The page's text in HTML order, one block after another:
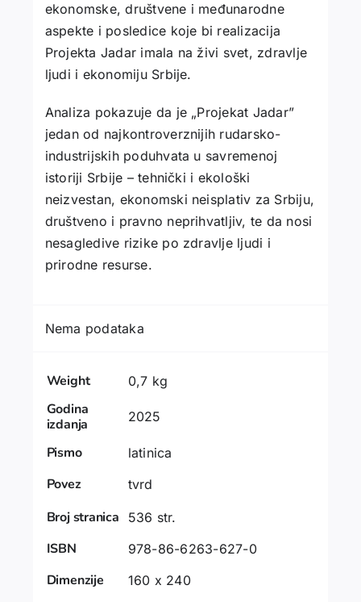
ekonomske, društvene i međunarodne
aspekte i posledice koje bi realizacija
Projekta Jadar imala na živi svet, zdravlje
ljudi i ekonomiju Srbije.
Analiza pokazuje da je „Projekat Jadar”
jedan od najkontroverznijih rudarsko-
industrijskih poduhvata u savremenoj
istoriji Srbije – tehnički i ekološki
neizvestan, ekonomski neisplativ za Srbiju,
društveno i pravno neprihvatljiv, te da nosi
nesagledive rizike po zdravlje ljudi i
prirodne resurse.
Nema podataka
Weight 0,7 kg
Godina
izdanja
2025
Pismo latinica
Povez tvrd
Broj stranica 536 str.
ISBN 978-86-6263-627-0
Dimenzije 160 x 240